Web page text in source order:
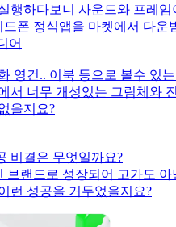
행하다보니 사운드와 프레
폰 정식앱을 마켓에서 다
어
영건.. 이북 등으로 볼수 있
서 너무 개성있는 그림체와
을지요?
비결은 무엇일까요?
브랜드로 성장되어 고가도
런 성공을 거두었을지요?